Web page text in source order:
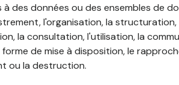
des données ou des ensembles de
l'organisation, la
la consultation, l'utilisation, la
de mise à disposition, le
ou la destruction.